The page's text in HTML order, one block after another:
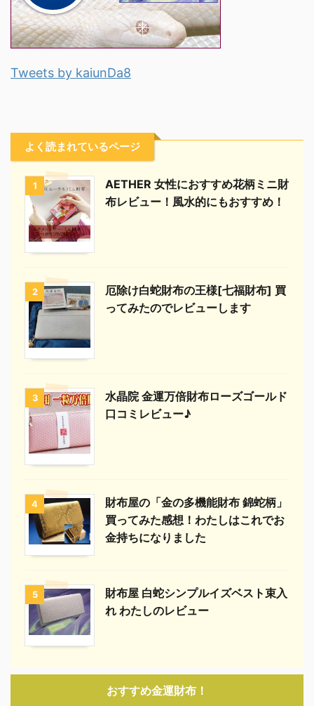
Tweets by kaiunDa8
よく読まれているページ
1
AETHER 女性におすすめ花柄ミニ財
布レビュー！風水的にもおすすめ！
2
厄除け白蛇財布の王様[七福財布] 買
ってみたのでレビューします
3
水晶院 金運万倍財布ローズゴールド
口コミレビュー♪
4
財布屋の「金の多機能財布 錦蛇柄」
買ってみた感想！わたしはこれでお
金持ちになりました
5
財布屋 白蛇シンプルイズベスト束入
れ わたしのレビュー
おすすめ金運財布！